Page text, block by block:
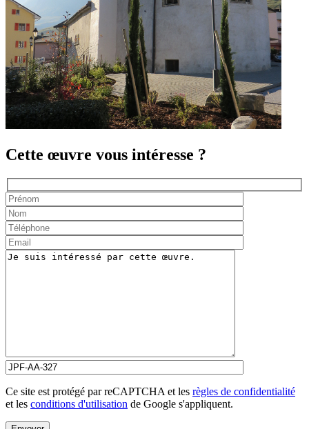
Cette œuvre vous intéresse ?
Ce site est protégé par reCAPTCHA et les règles de confidentialité
et les conditions d'utilisation de Google s'appliquent.